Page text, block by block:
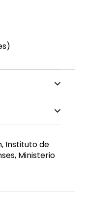
Instituto de
Ministerio